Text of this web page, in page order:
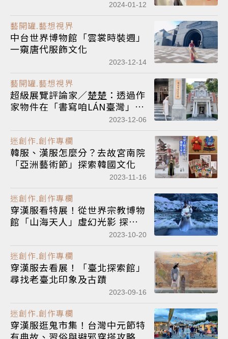
2024-01-12
藝開罐.藝想視界
中台世界博物館「雲裳時裝週」
一窺唐代服飾文化
2023-12-14
藝開罐.藝想視界
超級展覽評論家／楚楚 ：透過作
家物件在「書寫咱LÁN臺灣」與
2023-12-06
迷創作.創作專欄
韓服、漢服怎麼分？去故宮南院
「亞洲藝術節」探索韓國文化
2023-11-16
迷創作.創作專欄
穿漢服看特展！從世界宗教博物
館「山海天人」虛幻光影 探索
2023-10-20
迷創作.創作專欄
穿漢服去看展！「臺北探索館」
尋找老臺北印象及古蹟
2023-09-16
迷創作.創作專欄
穿漢服逛鬼市集！台灣中元節特